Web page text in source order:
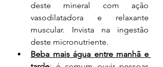
deste mineral com ação
vasodilatadora e relaxante
muscular. Invista na ingestão
deste micronutriente.
Beba mais água entre manhã e